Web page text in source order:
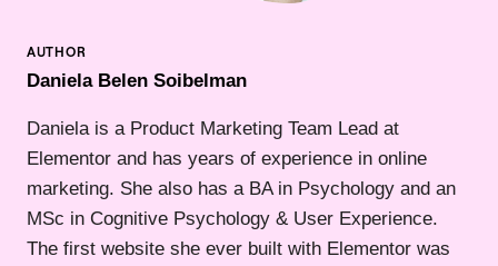
Daniela Belen Soibelman
Daniela is a Product Marketing Team Lead at
Elementor and has years of experience in online
marketing. She also has a BA in Psychology and an
MSc in Cognitive Psychology & User Experience.
The first website she ever built with Elementor was